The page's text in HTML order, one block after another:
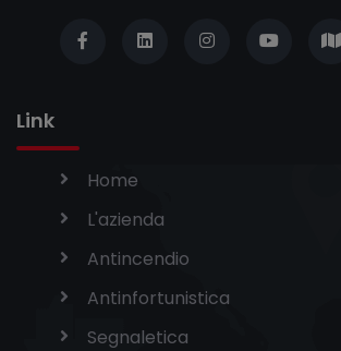
Link
Home
L'azienda
Antincendio
Antinfortunistica
Segnaletica